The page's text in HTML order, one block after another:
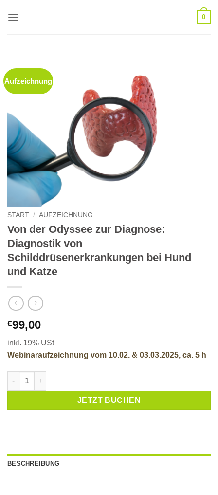
Inhalt
0
Aufzeichnung
START / AUFZEICHNUNG
Von der Odyssee zur Diagnose:
Diagnostik von
Schilddrüsenerkrankungen bei Hund
und Katze
€99,00
inkl. 19% USt
Webinaraufzeichnung vom 10.02. & 03.03.2025, ca. 5 h
Von der Odyssee zur Diagnose: Diagnostik von
JETZT BUCHEN
BESCHREIBUNG